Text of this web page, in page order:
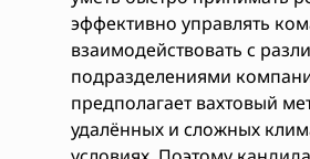
эффективно управлять
взаимодействовать с
подразделениями
предполагает вахтовый
удалённых и сложных